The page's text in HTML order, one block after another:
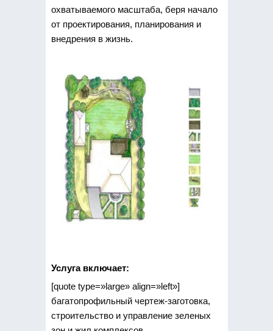
охватываемого масштаба, беря начало
от проектирования, планирования и
внедрения в жизнь.
Услуга включает:
[quote type=»large» align=»left»]
багатопрофильный чертеж-заготовка,
строительство и управление зеленых